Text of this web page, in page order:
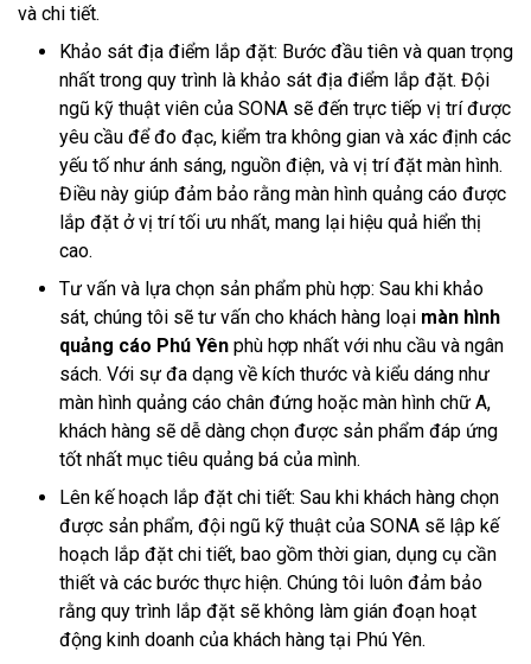
và chi tiết.
Khảo sát địa điểm lắp đặt: Bước đầu tiên và quan trọng
nhất trong quy trình là khảo sát địa điểm lắp đặt. Đội
ngũ kỹ thuật viên của SONA sẽ đến trực tiếp vị trí được
yêu cầu để đo đạc, kiểm tra không gian và xác định các
yếu tố như ánh sáng, nguồn điện, và vị trí đặt màn hình.
Điều này giúp đảm bảo rằng màn hình quảng cáo được
lắp đặt ở vị trí tối ưu nhất, mang lại hiệu quả hiển thị
cao.
Tư vấn và lựa chọn sản phẩm phù hợp: Sau khi khảo
sát, chúng tôi sẽ tư vấn cho khách hàng loại màn hình
quảng cáo Phú Yên phù hợp nhất với nhu cầu và ngân
sách. Với sự đa dạng về kích thước và kiểu dáng như
màn hình quảng cáo chân đứng hoặc màn hình chữ A,
khách hàng sẽ dễ dàng chọn được sản phẩm đáp ứng
tốt nhất mục tiêu quảng bá của mình.
Lên kế hoạch lắp đặt chi tiết: Sau khi khách hàng chọn
được sản phẩm, đội ngũ kỹ thuật của SONA sẽ lập kế
hoạch lắp đặt chi tiết, bao gồm thời gian, dụng cụ cần
thiết và các bước thực hiện. Chúng tôi luôn đảm bảo
rằng quy trình lắp đặt sẽ không làm gián đoạn hoạt
động kinh doanh của khách hàng tại Phú Yên.